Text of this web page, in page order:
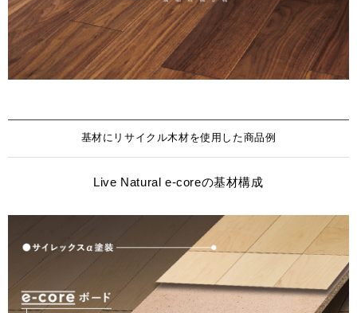
基材にリサイクル木材を使用した商品例
Live Natural e-coreの基材構成